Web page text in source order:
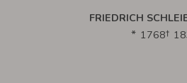
FRIEDRICH
1768